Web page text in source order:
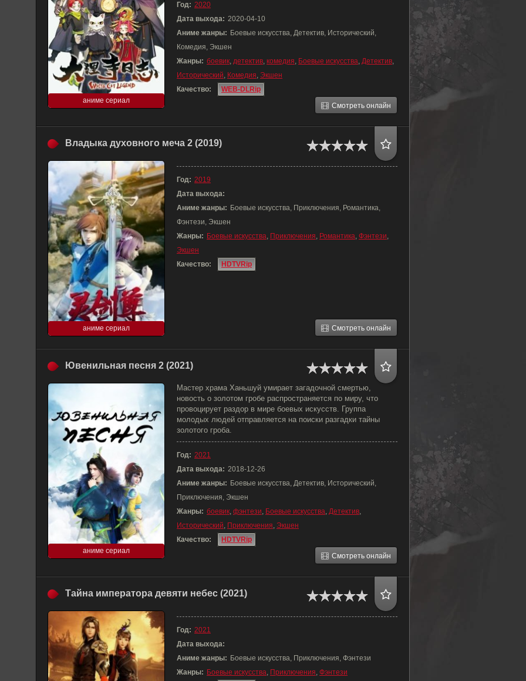
аниме сериал
Год: 2020
Дата выхода: 2020-04-10
Аниме жанры: Боевые искусства, Детектив, Исторический,
Комедия, Экшен
Жанры: боевик, детектив, комедия, Боевые искусства, Детектив,
Исторический, Комедия, Экшен
Качество:
WEB-DLRip
Смотреть онлайн
Владыка духовного меча 2 (2019)
аниме сериал
Год: 2019
Дата выхода:
Аниме жанры: Боевые искусства, Приключения, Романтика,
Фэнтези, Экшен
Жанры: Боевые искусства, Приключения, Романтика, Фэнтези,
Экшен
Качество:
HDTVRip
Смотреть онлайн
Ювенильная песня 2 (2021)
аниме сериал
Мастер храма Ханьшуй умирает загадочной смертью,
новость о золотом гробе распространяется по миру, что
провоцирует раздор в мире боевых искусств. Группа
молодых людей отправляется на поиски разгадки тайны
золотого гроба.
Год: 2021
Дата выхода: 2018-12-26
Аниме жанры: Боевые искусства, Детектив, Исторический,
Приключения, Экшен
Жанры: боевик, фэнтези, Боевые искусства, Детектив,
Исторический, Приключения, Экшен
Качество:
HDTVRip
Смотреть онлайн
Тайна императора девяти небес (2021)
Год: 2021
Дата выхода:
Аниме жанры: Боевые искусства, Приключения, Фэнтези
Жанры: Боевые искусства, Приключения, Фэнтези